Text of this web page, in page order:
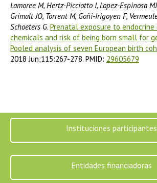
Lamoree M, Hertz-Picciotto I, Lopez-Espinosa
Grimalt JO, Torrent M, Goñi-Irigoyen F,
Schoeters G. Prenatal exposure to endocrine
chemicals and risk of being born small for
Pooled analysis of seven European birth
2018 Jun;115:267-278. PMID: 29605679
Instituciones participantes
Entidades financiadoras